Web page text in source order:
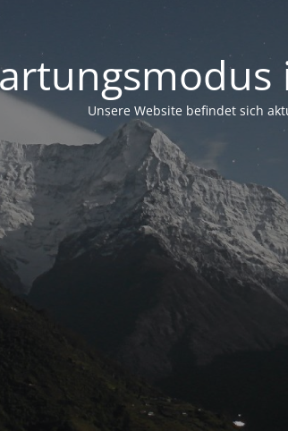
Unsere Website befindet sich